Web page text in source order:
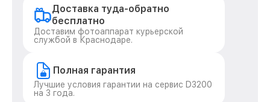
Доставка туда-обратно
бесплатно
Доставим фотоаппарат курьерской
службой в Краснодаре.
Полная гарантия
Лучшие условия гарантии на сервис D3200
на 3 года.